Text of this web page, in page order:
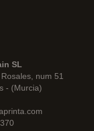
SL
num 51
- (Murcia)